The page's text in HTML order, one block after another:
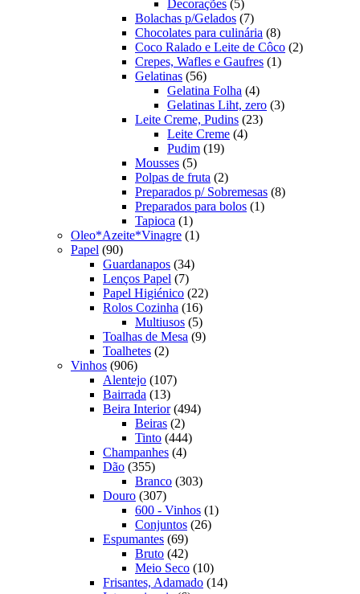
Decorações 55
produtos
Bolachas p/Gelados 77
produtos
Chocolates para culinária 88
produtos
Coco Ralado e Leite de Côco 22
Crepes, Wafles e Gaufres 11
Gelatinas 5656
produtos
Gelatina Folha 44
produtos
Gelatinas Liht, zero 33
Leite Creme, Pudins 2323
Leite Creme 44
Pudim 1919
Mousses 55
produtos
Polpas de fruta 22
produtos
Preparados p/ Sobremesas 88
Preparados para bolos 11
Tapioca 11
produto
Oleo*Azeite*Vinagre 11
Papel 9090
produtos
Guardanapos 3434
Lenços Papel 77
produtos
Papel Higiénico 2222
Rolos Cozinha 1616
produtos
Multiusos 55
produtos
Toalhas de Mesa 99
Toalhetes 22
Vinhos 906906
produtos
Alentejo 107107
Bairrada 1313
produtos
Beira Interior 494494
Beiras 22
produtos
Tinto 444444
Champanhes 44
Dão 355355
produtos
Branco 303303
Douro 307307
produtos
600 - Vinhos 11
Conjuntos 2626
Espumantes 6969
produtos
Bruto 4242
produtos
Meio Seco 1010
produtos
Frisantes, Adamado 1414